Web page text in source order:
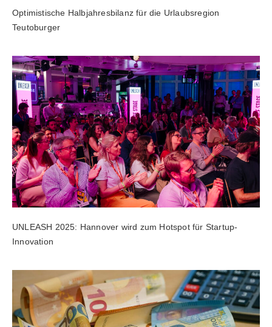
Optimistische Halbjahresbilanz für die Urlaubsregion
Teutoburger
UNLEASH 2025: Hannover wird zum Hotspot für Startup-
Innovation